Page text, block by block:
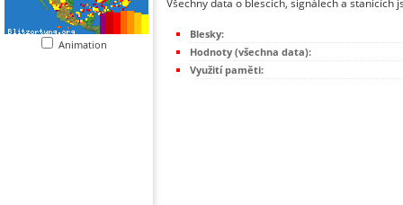
Animation
Všechny data o blescích, signálech a
Blesky:
Hodnoty (všechna data):
Využití paměti: